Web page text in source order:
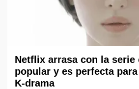
Netflix arrasa con la serie
popular y es perfecta
K-drama